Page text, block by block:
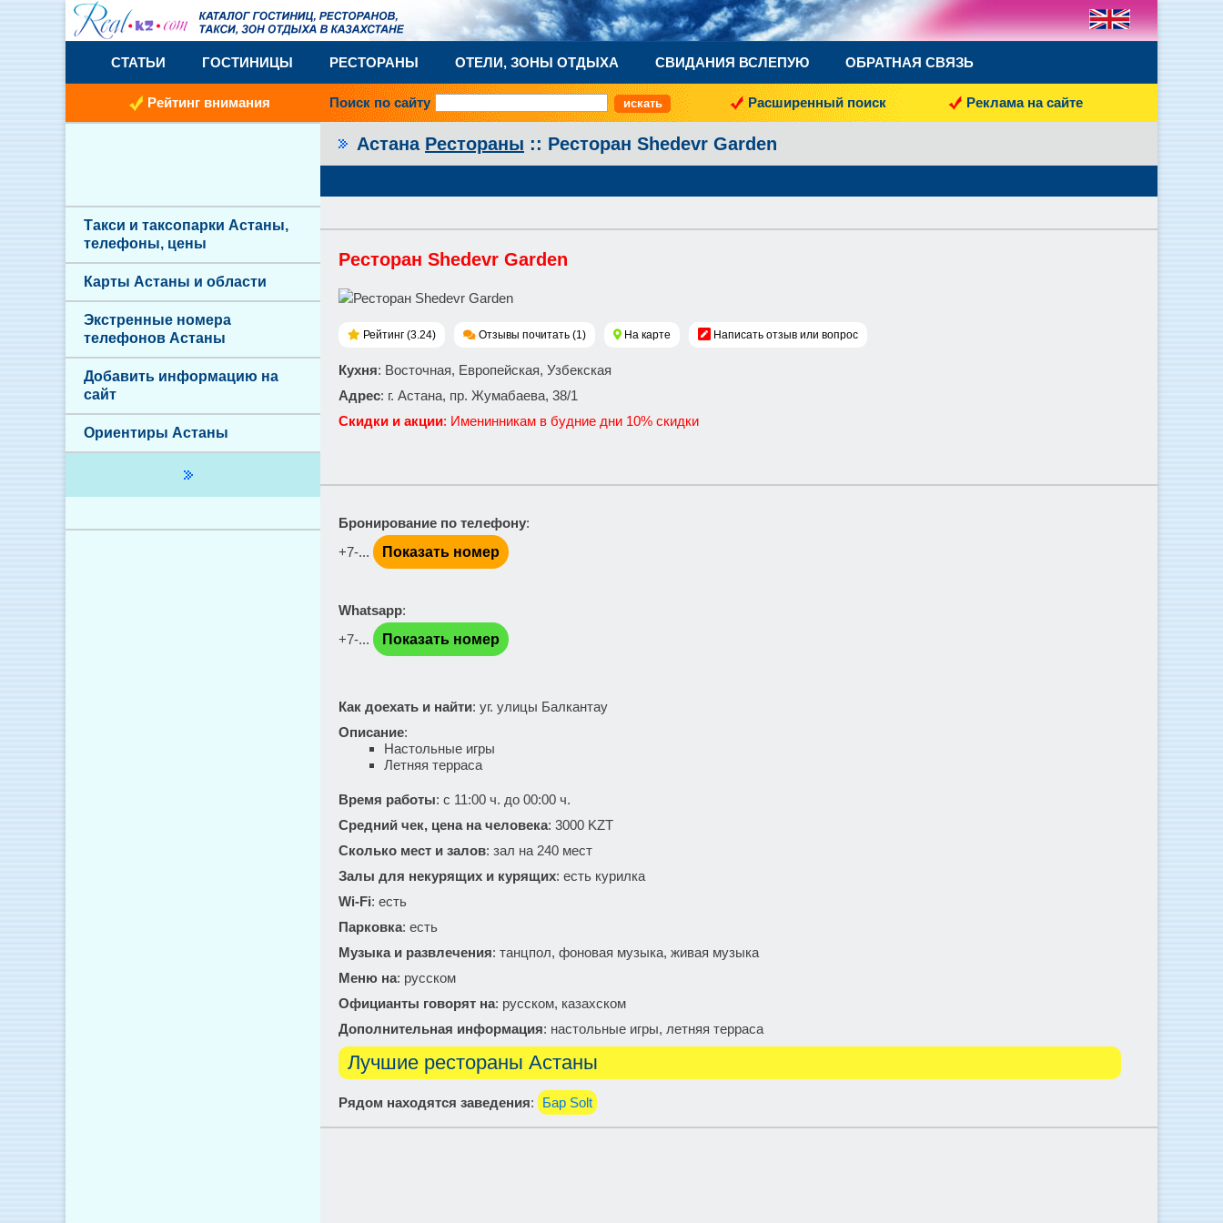
СТАТЬИ ГОСТИНИЦЫ РЕСТОРАНЫ ОТЕЛИ, ЗОНЫ ОТДЫХА СВИДАНИЯ ВСЛЕПУЮ ОБРАТНАЯ СВЯЗЬ
Рейтинг внимания Поиск по сайту Расширенный поиск Реклама на сайте
Астана Рестораны :: Ресторан Shedevr Garden
Ресторан Shedevr Garden
Рейтинг (3.24) Отзывы почитать (1) На карте Написать отзыв или вопрос
Кухня: Восточная, Европейская, Узбекская
Адрес: г. Астана, пр. Жумабаева, 38/1
Скидки и акции: Именинникам в будние дни 10% скидки
Бронирование по телефону:
+7-...
Показать номер
Whatsapp:
+7-...
Показать номер
Как доехать и найти: уг. улицы Балкантау
Описание:
Настольные игры
Летняя терраса
Время работы: с 11:00 ч. до 00:00 ч.
Средний чек, цена на человека: 3000 KZT
Сколько мест и залов: зал на 240 мест
Залы для некурящих и курящих: есть курилка
Wi-Fi: есть
Парковка: есть
Музыка и развлечения: танцпол, фоновая музыка, живая музыка
Меню на: русском
Официанты говорят на: русском, казахском
Дополнительная информация: настольные игры, летняя терраса
Лучшие рестораны Астаны
Рядом находятся заведения: Бар Solt
Такси и таксопарки Астаны,
телефоны, цены
Карты Астаны и области
Экстренные номера
телефонов Астаны
Добавить информацию на
сайт
Ориентиры Астаны